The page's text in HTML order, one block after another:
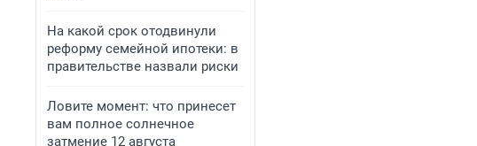
На какой срок отодвинули
реформу семейной ипотеки: в
правительстве назвали риски
Ловите момент: что принесет
вам полное солнечное
затмение 12 августа